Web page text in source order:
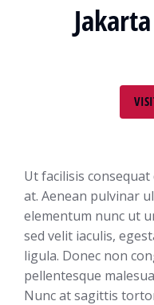
Ut facilisis
at. Aenean pulvinar
elementum nunc ut
sed velit iaculis,
ligula. Donec non
pellentesque
Nunc at sagittis